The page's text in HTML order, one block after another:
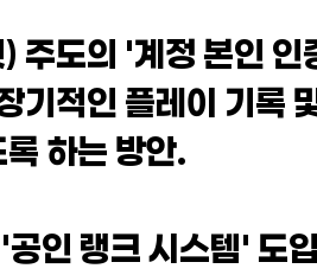
주도의 '계정 본인
기적인 플레이 기록
하는 방안.
인 랭크 시스템' 도